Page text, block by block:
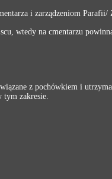
i zarządzeniom Parafii/
wtedy na cmentarzu
z pochówkiem i
tym zakresie.